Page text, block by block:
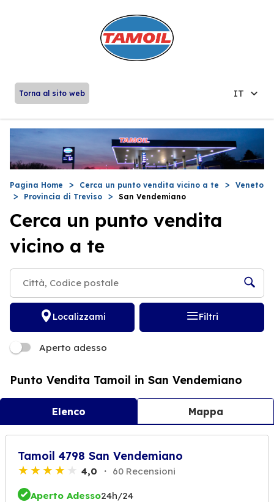
Torna al sito web IT
Pagina Home Cerca un punto vendita vicino a te
Veneto
Provincia di Treviso
San Vendemiano
Cerca un punto vendita
vicino a te
Localizzami Filtri
Aperto adesso
Punto Vendita Tamoil in San Vendemiano
Elenco Mappa
Tamoil 4798 San Vendemiano
4,0 60 Recensioni
Aperto Adesso24h/24